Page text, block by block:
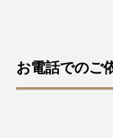
お電話でのご